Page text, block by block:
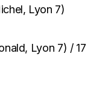
Lyon 7)
Lyon 7) / 17